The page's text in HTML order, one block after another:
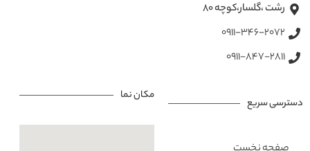
رشت ،گلسار،کوچه ۸۰
0911-346-2072
0911-847-2811
دسترسی سریع
مکان نما